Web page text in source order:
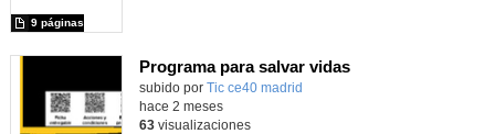
9 páginas
Programa para salvar vidas
subido por Tic ce40 madrid
hace 2 meses
63visualizaciones